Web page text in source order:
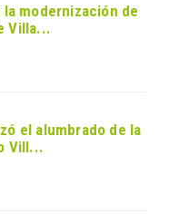
modernización de
Villa...
el alumbrado de la
Vill...